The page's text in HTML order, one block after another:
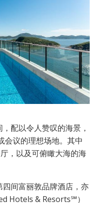
配以令人赞叹的海景，
会议的理想场地。其中
，以及可俯瞰大海的海
间富丽敦品牌酒店，亦
Hotels & Resorts℠）